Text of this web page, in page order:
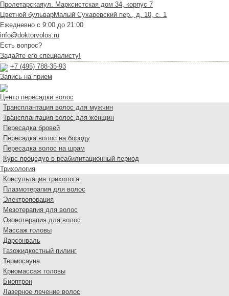
Пролетарскаяул. Марксистская дом 34, корпус 7
Цветной бульварМалый Сухаревский пер., д. 10, с. 1
Ежедневно с 9:00 до 21:00
info@doktorvolos.ru
Есть вопрос?
Задайте его специалисту!
+7 (495) 788-35-93
Запись на прием
Центр пересадки волос
Трансплантация волос для мужчин
Трансплантация волос для женщин
Пересадка бровей
Пересадка волос на бороду
Пересадка волос на шрам
Курс процедур в реабилитационный период
Трихология
Консультация трихолога
Плазмотерапия для волос
Электропорация
Мезотерапия для волос
Озонотерапия для волос
Массаж головы
Дарсонваль
Газожидкостный пилинг
Термосауна
Криомассаж головы
Биоптрон
Лазерное лечение волос